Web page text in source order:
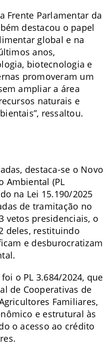
Frente Parlamentar da
destacou o papel
global e na
anos,
biotecnologia e
promoveram um
ampliar a área
naturais e
ressaltou.
destaca-se o Novo
Ambiental (PL
na Lei 15.190/2025
de tramitação no
vetos presidenciais, o
deles, restituindo
e desburocratizam
o PL 3.684/2024, que
de Cooperativas de
Familiares,
e estrutural às
o acesso ao crédito